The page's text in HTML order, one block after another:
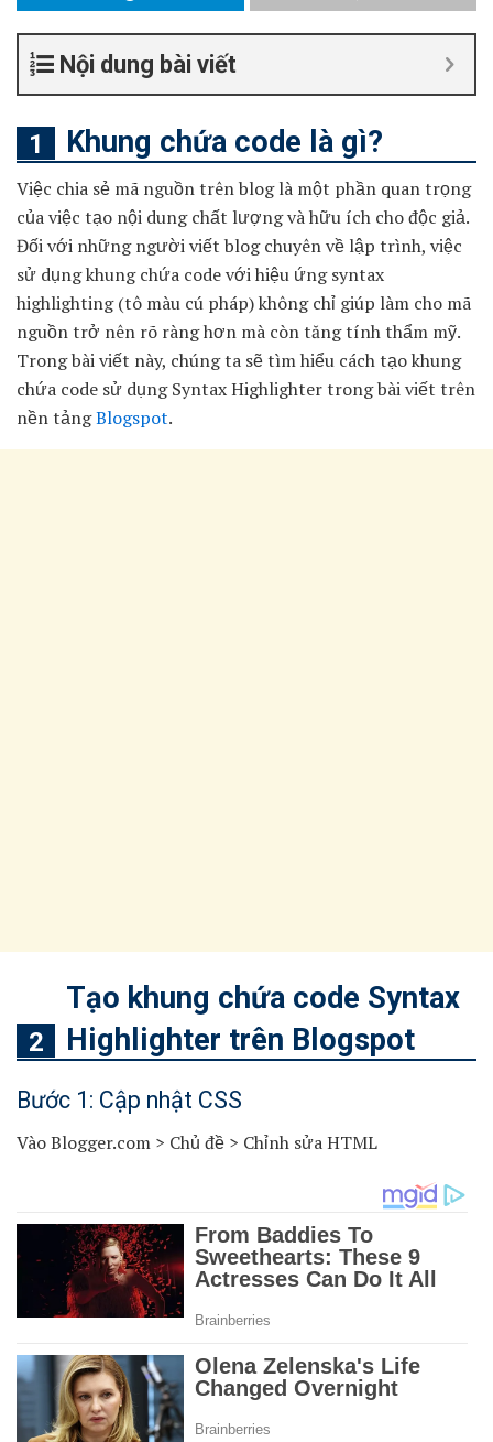
Nội dung bài viết
Khung chứa code là gì?
Việc chia sẻ mã nguồn trên blog là một phần quan trọng
của việc tạo nội dung chất lượng và hữu ích cho độc giả.
Đối với những người viết blog chuyên về lập trình, việc
sử dụng khung chứa code với hiệu ứng syntax
highlighting (tô màu cú pháp) không chỉ giúp làm cho mã
nguồn trở nên rõ ràng hơn mà còn tăng tính thẩm mỹ.
Trong bài viết này, chúng ta sẽ tìm hiểu cách tạo khung
chứa code sử dụng Syntax Highlighter trong bài viết trên
nền tảngBlogspot.
Tạo khung chứa code Syntax
Highlighter trên Blogspot
Bước 1: Cập nhật CSS
Vào Blogger.com > Chủ đề > Chỉnh sửa HTML